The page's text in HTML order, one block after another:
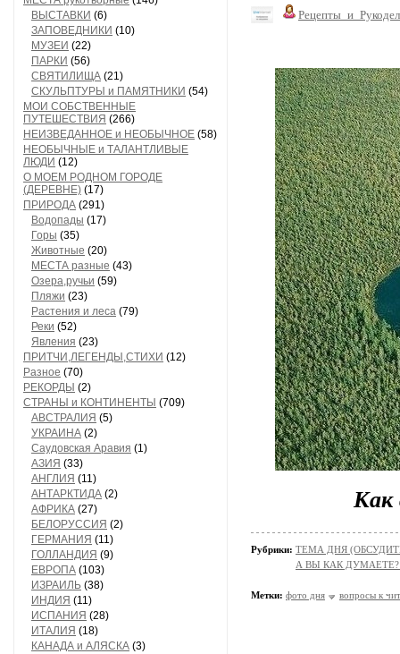
ВЫСТАВКИ (6)
ЗАПОВЕДНИКИ (10)
МУЗЕИ (22)
ПАРКИ (56)
СВЯТИЛИЩА (21)
СКУЛЬПТУРЫ и ПАМЯТНИКИ (54)
МОИ СОБСТВЕННЫЕ
ПУТЕШЕСТВИЯ (266)
НЕИЗВЕДАННОЕ и НЕОБЫЧНОЕ (58)
НЕОБЫЧНЫЕ и ТАЛАНТЛИВЫЕ
ЛЮДИ (12)
О МОЕМ РОДНОМ ГОРОДЕ
(ДЕРЕВНЕ) (17)
ПРИРОДА (291)
Водопады (17)
Горы (35)
Животные (20)
МЕСТА разные (43)
Озера,ручьи (59)
Пляжи (23)
Растения и леса (79)
Реки (52)
Явления (23)
ПРИТЧИ,ЛЕГЕНДЫ,СТИХИ (12)
Разное (70)
РЕКОРДЫ (2)
СТРАНЫ и КОНТИНЕНТЫ (709)
АВСТРАЛИЯ (5)
УКРАИНА (2)
Саудовская Аравия (1)
АЗИЯ (33)
АНГЛИЯ (11)
АНТАРКТИДА (2)
АФРИКА (27)
БЕЛОРУССИЯ (2)
ГЕРМАНИЯ (11)
ГОЛЛАНДИЯ (9)
ЕВРОПА (103)
ИЗРАИЛЬ (38)
ИНДИЯ (11)
ИСПАНИЯ (28)
ИТАЛИЯ (18)
КАНАДА и АЛЯСКА (3)
Как
Рубрики: ТЕМА ДНЯ
А ВЫ КАК ДУМАЕТЕ?
Метки: фото дня вопросы к